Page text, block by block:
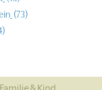
(73)